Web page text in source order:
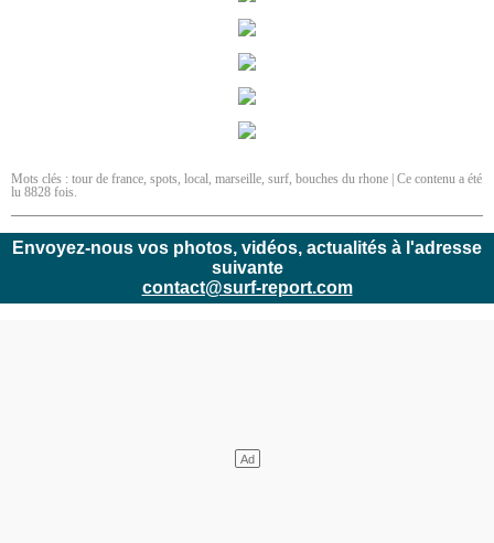
Mots clés : tour de france, spots, local, marseille, surf, bouches du rhone | Ce contenu a été
lu 8828 fois.
Envoyez-nous vos photos, vidéos, actualités à l'adresse
suivante
contact@surf-report.com